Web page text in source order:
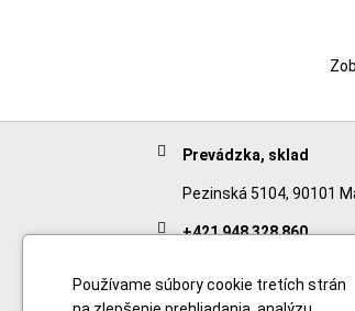
Prevádzka, sklad
Pezinská 5104, 90101
+421 948 328 860
Používame súbory cookie tretích strán